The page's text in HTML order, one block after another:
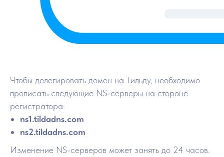
Чтобы делегировать домен на Тильду, необходимо
прописать следующие NS-серверы на стороне
регистратора:
ns1.tildadns.com
ns2.tildadns.com
Изменение NS-серверов может занять до 24 часов.